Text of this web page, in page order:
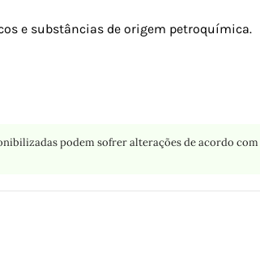
e substâncias de origem petroquímica.
podem sofrer alterações de acordo